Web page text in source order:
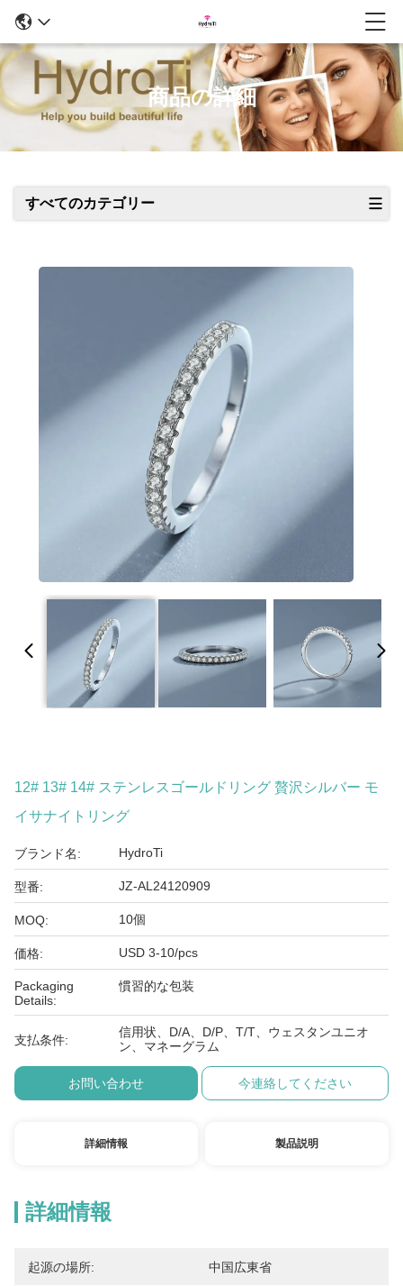
商品の詳細
すべてのカテゴリー
12# 13# 14# ステンレスゴールドリング 贅沢シルバー モ
イサナイトリング
ブランド名: HydroTi
型番: JZ-AL24120909
MOQ: 10個
価格: USD 3-10/pcs
Packaging
Details:
慣習的な包装
支払条件:
信用状、D/A、D/P、T/T、ウェスタンユニオ
ン、マネーグラム
お問い合わせ 今連絡してください
詳細情報 製品説明
詳細情報
起源の場所: 中国広東省